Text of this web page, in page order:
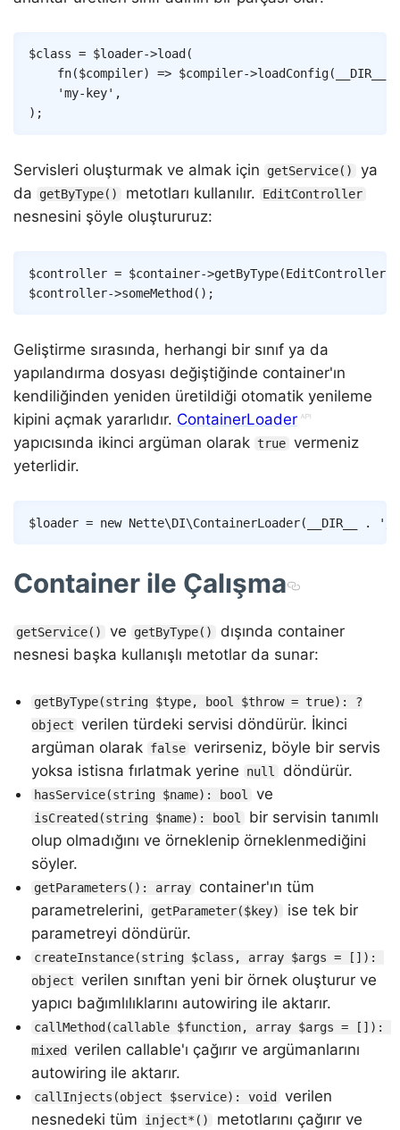
$class = $loader->load (
fn($compiler) => $compiler->loadConfig( __DIR__
'my-key' ,
) ;
Servisleri oluşturmak ve almak için getService()
ya
da
getByType() metotları kullanılır. EditController
nesnesini şöyle oluştururuz:
$controller = $container->getByType(EditController
$controller->someMethod ( ) ;
Copy
Geliştirme sırasında, herhangi bir sınıf ya da
yapılandırma dosyası değiştiğinde container'ın
kendiliğinden yeniden üretildiği otomatik yenileme
kipini açmak yararlıdır. ContainerLoader
yapıcısında ikinci argüman olarak true vermeniz
yeterlidir.
$loader = new Nette\DI\ContainerLoader( __DIR__ . '/
Copy
Container ile Çalışma
getService() ve getByType()
dışında container
nesnesi başka kullanışlı metotlar da sunar:
getByType(string $type, bool $throw = true): ?
object verilen türdeki servisi döndürür. İkinci
argüman olarak false verirseniz, böyle bir servis
yoksa istisna fırlatmak yerine
null döndürür.
hasService(string $name): bool ve
isCreated(string $name): bool
bir servisin tanımlı
olup olmadığını ve örneklenip örneklenmediğini
söyler.
getParameters(): array
container'ın tüm
parametrelerini,
getParameter($key)
ise tek bir
parametreyi döndürür.
createInstance(string $class, array $args = []):
object verilen sınıftan yeni bir örnek oluşturur ve
yapıcı bağımlılıklarını autowiring ile aktarır.
callMethod(callable $function, array $args = []):
mixed
verilen callable'ı çağırır ve argümanlarını
autowiring ile aktarır.
callInjects(object $service): void
verilen
nesnedeki tüm
inject*()
metotlarını çağırır ve